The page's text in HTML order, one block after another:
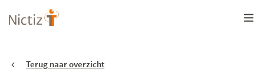
Overslaan
en
gaanTerug naar overzicht